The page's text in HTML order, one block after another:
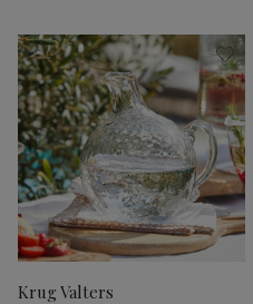
Krug Valters